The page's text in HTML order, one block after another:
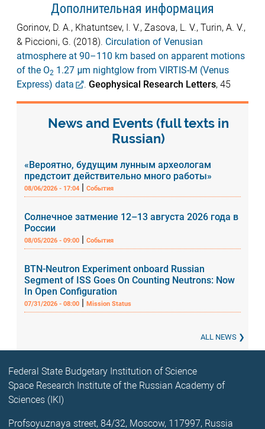
Дополнительная информация
Gorinov, D. A., Khatuntsev, I. V., Zasova, L. V., Turin, A. V.,
& Piccioni, G. (2018). Circulation of Venusian
atmosphere at 90–110 km based on apparent motions
of the O2 1.27 μm nightglow from VIRTIS-M (Venus
Express) data
.Geophysical Research Letters, 45
News and Events (full texts in
Russian)
«Вероятно, будущим лунным археологам
предстоит действительно много работы»
08/06/2026 - 17:04 |События
Солнечное затмение 12–13 августа 2026 года в
России
08/05/2026 - 09:00 |События
BTN-Neutron Experiment onboard Russian
Segment of ISS Goes On Counting Neutrons: Now
In Open Configuration
07/31/2026 - 08:00 |Mission Status
ALL NEWS
Federal State Budgetary Institution of Science
Space Research Institute of the Russian Academy of
Sciences (IKI)
Profsoyuznaya street, 84/32, Moscow, 117997, Russia